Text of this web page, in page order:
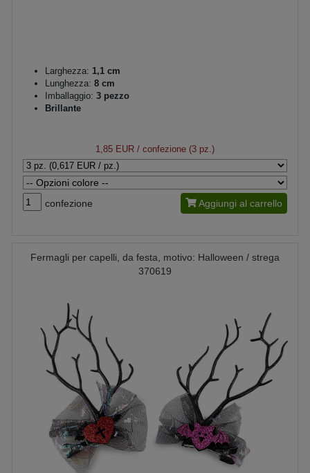
Larghezza: 1,1 cm
Lunghezza: 8 cm
Imballaggio: 3 pezzo
Brillante
1,85 EUR / confezione (3 pz.)
confezione Aggiungi al carrello
Fermagli per capelli, da festa, motivo: Halloween / strega
370619